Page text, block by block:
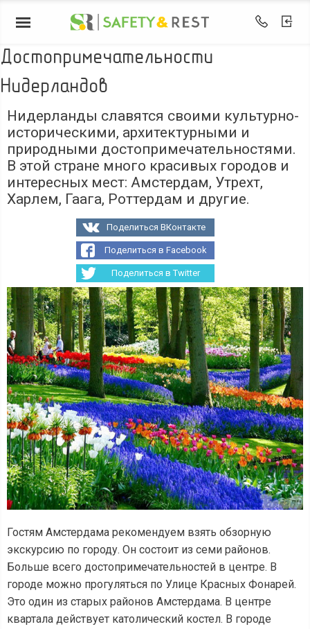
Достопримечательности
Нидерландов
Нидерланды славятся своими культурно-
историческими, архитектурными и
природными достопримечательностями.
В этой стране много красивых городов и
интересных мест: Амстердам, Утрехт,
Харлем, Гаага, Роттердам и другие.
Поделиться ВКонтакте
Поделиться в Facebook
Поделиться в Twitter
Гостям Амстердама рекомендуем взять обзорную
экскурсию по городу. Он состоит из семи районов.
Больше всего достопримечательностей в центре. В
городе можно прогуляться по Улице Красных Фонарей.
Это один из старых районов Амстердама. В центре
квартала действует католический костел. В городе